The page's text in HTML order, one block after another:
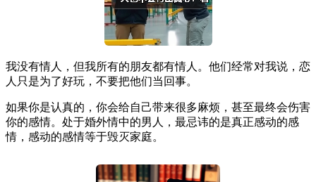
我没有情人，但我所有的朋友都有情人。他们经常对我说，恋
人只是为了好玩，不要把他们当回事。
如果你是认真的，你会给自己带来很多麻烦，甚至最终会伤害
你的感情。处于婚外情中的男人，最忌讳的是真正感动的感
情，感动的感情等于毁灭家庭。